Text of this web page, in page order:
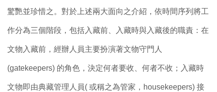
驚艷並珍惜之。對於上述兩大面向之介紹，依時間序列將工
作分為三個階段，包括入藏前、入藏時與入藏後的職責：在
文物入藏前，經辦人員主要扮演著文物守門人
(gatekeepers) 的角色，決定何者要收、何者不收；入藏時
文物即由典藏管理人員( 或稱之為管家，housekeepers) 接